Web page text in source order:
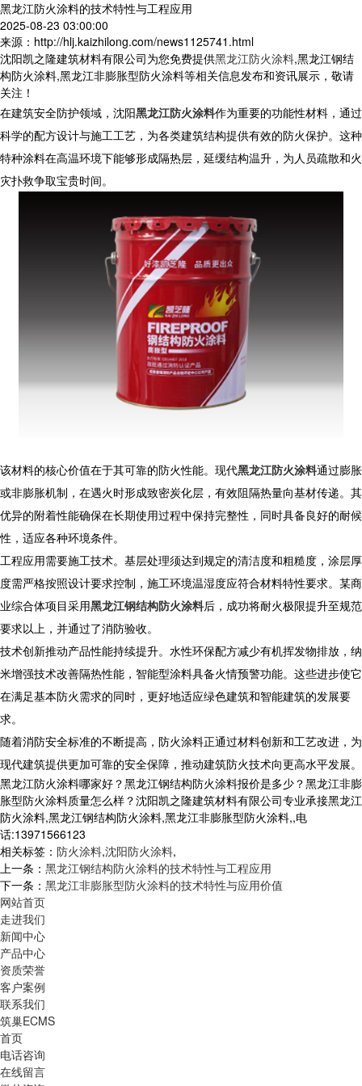
黑龙江防火涂料的技术特性与工程应用
2025-08-23 03:00:00
来源：http://hlj.kaizhilong.com/news1125741.html
沈阳凯之隆建筑材料有限公司为您免费提供黑龙江防火涂料,黑龙江钢结
构防火涂料,黑龙江非膨胀型防火涂料等相关信息发布和资讯展示，敬请
关注！
在建筑安全防护领域，沈阳黑龙江防火涂料作为重要的功能性材料，通过
科学的配方设计与施工工艺，为各类建筑结构提供有效的防火保护。这种
特种涂料在高温环境下能够形成隔热层，延缓结构温升，为人员疏散和火
灾扑救争取宝贵时间。
该材料的核心价值在于其可靠的防火性能。现代黑龙江防火涂料通过膨胀
或非膨胀机制，在遇火时形成致密炭化层，有效阻隔热量向基材传递。其
优异的附着性能确保在长期使用过程中保持完整性，同时具备良好的耐候
性，适应各种环境条件。
工程应用需要施工技术。基层处理须达到规定的清洁度和粗糙度，涂层厚
度需严格按照设计要求控制，施工环境温湿度应符合材料特性要求。某商
业综合体项目采用黑龙江钢结构防火涂料后，成功将耐火极限提升至规范
要求以上，并通过了消防验收。
技术创新推动产品性能持续提升。水性环保配方减少有机挥发物排放，纳
米增强技术改善隔热性能，智能型涂料具备火情预警功能。这些进步使它
在满足基本防火需求的同时，更好地适应绿色建筑和智能建筑的发展要
求。
随着消防安全标准的不断提高，防火涂料正通过材料创新和工艺改进，为
现代建筑提供更加可靠的安全保障，推动建筑防火技术向更高水平发展。
黑龙江防火涂料哪家好？黑龙江钢结构防火涂料报价是多少？黑龙江非膨
胀型防火涂料质量怎么样？沈阳凯之隆建筑材料有限公司专业承接黑龙江
防火涂料,黑龙江钢结构防火涂料,黑龙江非膨胀型防火涂料,,电
话:13971566123
相关标签： 防火涂料,沈阳防火涂料,
上一条： 黑龙江钢结构防火涂料的技术特性与工程应用
下一条： 黑龙江非膨胀型防火涂料的技术特性与应用价值
网站首页
走进我们
新闻中心
产品中心
资质荣誉
客户案例
联系我们
筑巢ECMS
首页
电话咨询
在线留言